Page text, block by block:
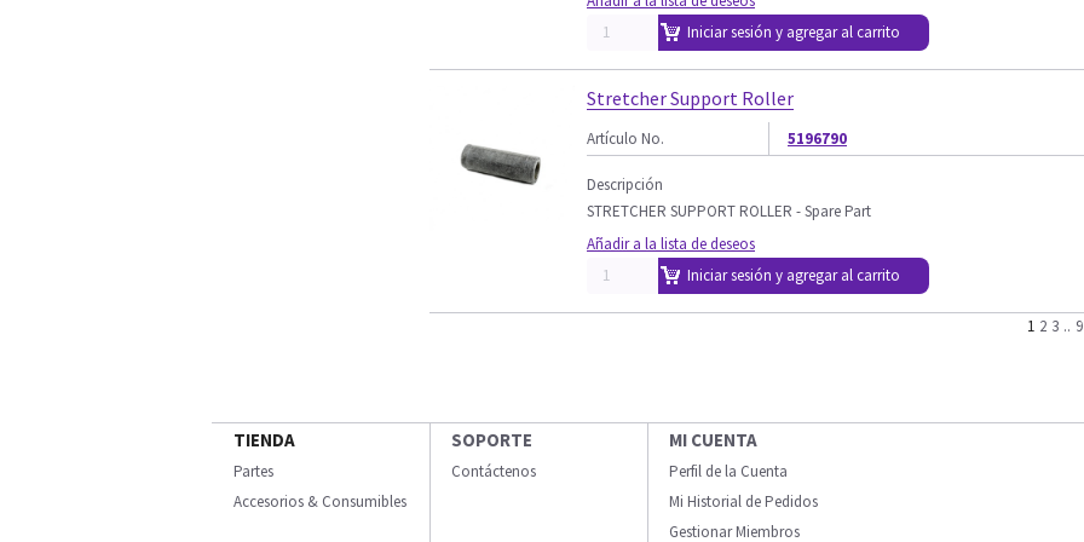
Iniciar sesión y agregar al carrito
Stretcher Support Roller
Artículo No. 5196790
Descripción
STRETCHER SUPPORT ROLLER - Spare Part
Añadir a la lista de deseos
Iniciar sesión y agregar al carrito
1 2 3 ..
TIENDA
Partes
Accesorios & Consumibles
SOPORTE
Contáctenos
MI CUENTA
Perfil de la Cuenta
Mi Historial de Pedidos
Gestionar Miembros